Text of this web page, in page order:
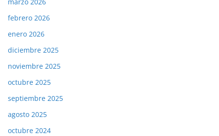
febrero 2026
enero 2026
diciembre 2025
noviembre 2025
octubre 2025
septiembre 2025
agosto 2025
octubre 2024